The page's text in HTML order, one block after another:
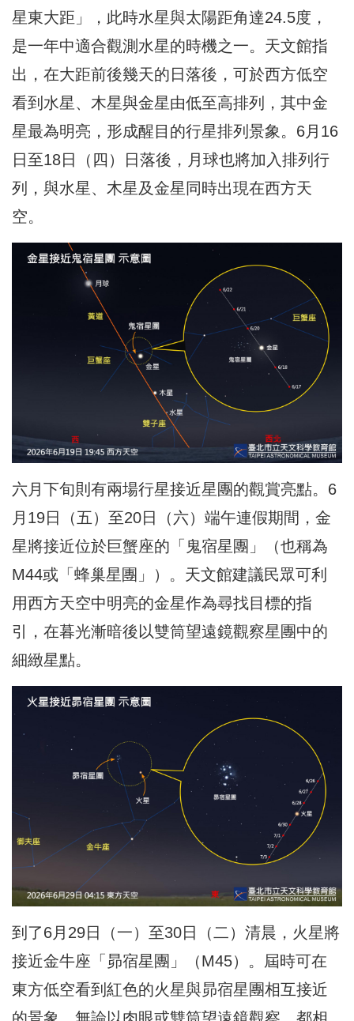
星東大距」，此時水星與太陽距角達24.5度，
是一年中適合觀測水星的時機之一。天文館指
出，在大距前後幾天的日落後，可於西方低空
看到水星、木星與金星由低至高排列，其中金
星最為明亮，形成醒目的行星排列景象。6月16
日至18日（四）日落後，月球也將加入排列行
列，與水星、木星及金星同時出現在西方天
空。
六月下旬則有兩場行星接近星團的觀賞亮點。6
月19日（五）至20日（六）端午連假期間，金
星將接近位於巨蟹座的「鬼宿星團」（也稱為
M44或「蜂巢星團」）。天文館建議民眾可利
用西方天空中明亮的金星作為尋找目標的指
引，在暮光漸暗後以雙筒望遠鏡觀察星團中的
細緻星點。
到了6月29日（一）至30日（二）清晨，火星將
接近金牛座「昴宿星團」（M45）。屆時可在
東方低空看到紅色的火星與昴宿星團相互接近